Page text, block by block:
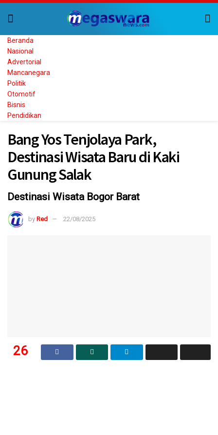
Beranda
Nasional
Advertorial
Mancanegara
Politik
Otomotif
Bisnis
Pendidikan
Bang Yos Tenjolaya Park,
Destinasi Wisata Baru di Kaki
Gunung Salak
Destinasi Wisata Bogor Barat
by Red 22/08/2025
26